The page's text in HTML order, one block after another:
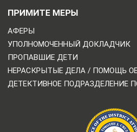
ПРИМИТЕ МЕРЫ
АФЕРЫ
УПОЛНОМОЧЕННЫЙ ДОКЛАДЧИК
ПРОПАВШИЕ ДЕТИ
НЕРАСКРЫТЫЕ ДЕЛА / ПОМОЩЬ
ДЕТЕКТИВНОЕ ПОДРАЗДЕЛЕНИЕ